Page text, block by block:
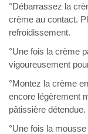
°Débarrassez la
crème au contact.
refroidissement.
°Une fois la crème
vigoureusement
°Montez la crème
encore légèrement
pâtissière détendue.
°Une fois la